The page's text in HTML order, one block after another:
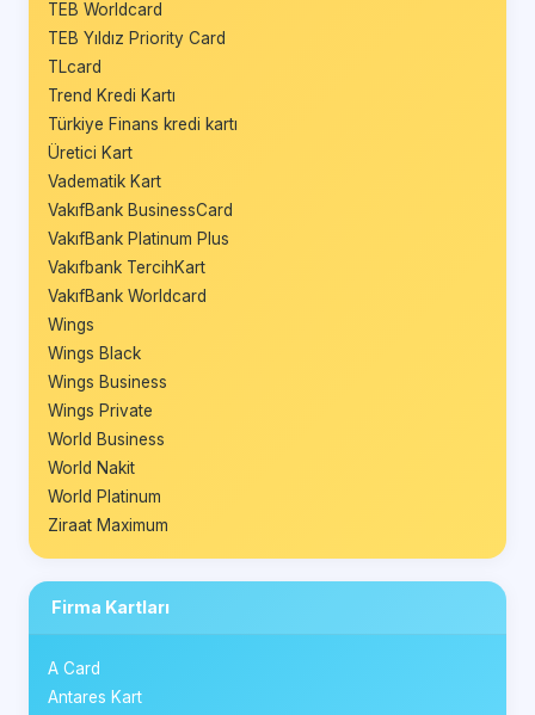
TEB Worldcard
TEB Yıldız Priority Card
TLcard
Trend Kredi Kartı
Türkiye Finans kredi kartı
Üretici Kart
Vadematik Kart
VakıfBank BusinessCard
VakıfBank Platinum Plus
Vakıfbank TercihKart
VakıfBank Worldcard
Wings
Wings Black
Wings Business
Wings Private
World Business
World Nakit
World Platinum
Ziraat Maximum
Firma Kartları
A Card
Antares Kart